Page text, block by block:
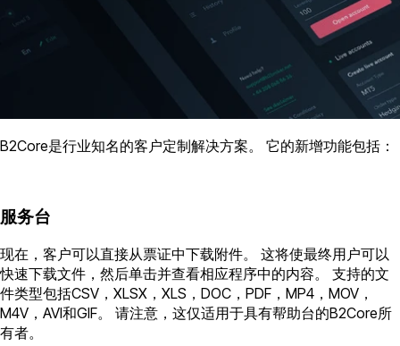
B2Core是行业知名的客户定制解决方案。 它的新增功能包括：
服务台
现在，客户可以直接从票证中下载附件。 这将使最终用户可以
快速下载文件，然后单击并查看相应程序中的内容。 支持的文
件类型包括CSV，XLSX，XLS，DOC，PDF，MP4，MOV，
M4V，AVI和GIF。 请注意，这仅适用于具有帮助台的B2Core所
有者。